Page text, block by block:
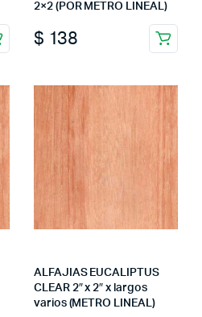
2×2 (POR METRO LINEAL)
$ 138
ALFAJIAS EUCALIPTUS
CLEAR 2″ x 2″ x largos
varios (METRO LINEAL)